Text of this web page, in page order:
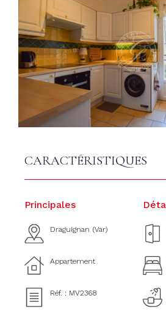
CARACTÉRISTIQUES
Principales
Draguignan (Var)
Appartement
Réf. : MV2368